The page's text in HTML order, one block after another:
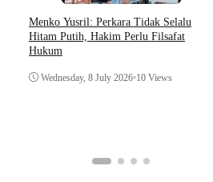
Menko Yusril: Perkara Tidak Selalu
Hitam Putih, Hakim Perlu Filsafat
Hukum
Wednesday, 8 July 2026•10 Views